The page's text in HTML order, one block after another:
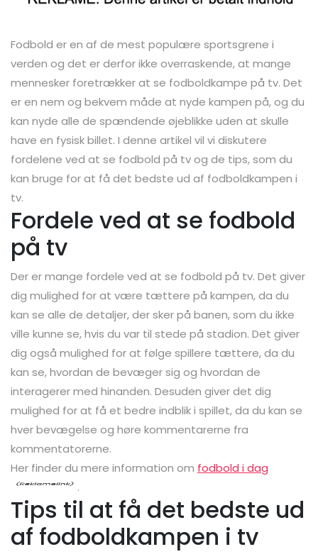
Fodbold er en af de mest populære sportsgrene i
verden og det er derfor ikke overraskende, at mange
mennesker foretrækker at se fodboldkampe på tv. Det
er en nem og bekvem måde at nyde kampen på, og du
kan nyde alle de spændende øjeblikke uden at skulle
have en fysisk billet. I denne artikel vil vi diskutere
fordelene ved at se fodbold på tv og de tips, som du
kan bruge for at få det bedste ud af fodboldkampen i
tv.
Fordele ved at se fodbold
på tv
Der er mange fordele ved at se fodbold på tv. Det giver
dig mulighed for at være tættere på kampen, da du
kan se alle de detaljer, der sker på banen, som du ikke
ville kunne se, hvis du var til stede på stadion. Det giver
dig også mulighed for at følge spillere tættere, da du
kan se, hvordan de bevæger sig og hvordan de
interagerer med hinanden. Desuden giver det dig
mulighed for at få et bedre indblik i spillet, da du kan se
hver bevægelse og høre kommentarerne fra
kommentatorerne.
Her finder du mere information om fodbold i dag
.
Tips til at få det bedste ud
af fodboldkampen i tv